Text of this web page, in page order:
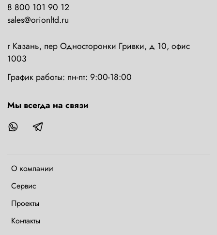
О компании
Сервис
Проекты
Контакты
8 800 101 90 12
sales@orionltd.ru
г Казань, пер Односторонки Гривки, д 10, офис
1003
График работы: пн-пт: 9:00-18:00
Мы всегда на связи